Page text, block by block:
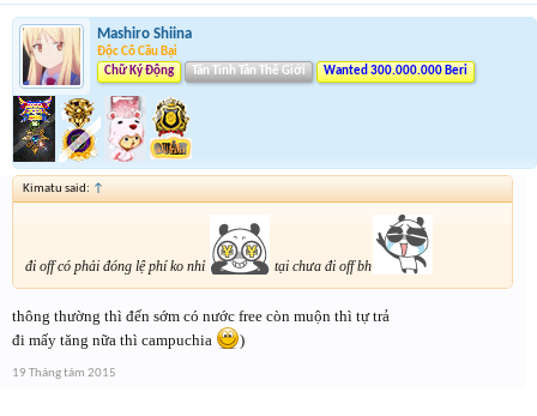
Mashiro Shiina
Độc Cô Cầu Bại
Chữ Ký Động
Tân Tinh Tân Thế Giới Wanted 300.000.000 Beri
Kimatu said: ↑
đi off có phải đóng lệ phí ko nhỉ tại chưa đi off bh
thông thường thì đến sớm có nước free còn muộn thì tự trả
đi mấy tăng nữa thì campuchia
)
19 Tháng tám 2015